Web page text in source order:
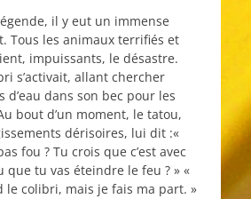
il y eut un immense
Tous les animaux terrifiés et
impuissants, le désastre.
s’activait, allant chercher
d’eau dans son bec pour les
bout d’un moment, le tatou,
dérisoires, lui dit :«
fou ? Tu crois que c’est avec
que tu vas éteindre le feu ? » «
le colibri, mais je fais ma part. »